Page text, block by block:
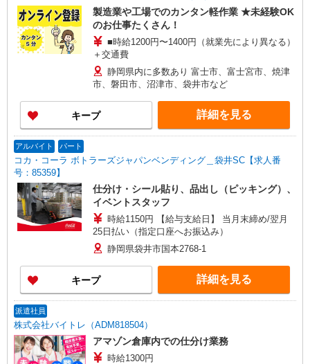
製造業や工場でのカンタン軽作業 ★未経験OK
のお仕事たくさん！
■時給1200円〜1400円（就業先により異なる）
＋交通費
静岡県内に多数あり 富士市、富士宮市、焼津
市、磐田市、沼津市、袋井市など
キープ 詳細を見る
アルバイト パート
コカ・コーラ ボトラーズジャパンベンディング＿袋井SC【求人番
号：85359】
仕分け・シール貼り、品出し（ピッキング）、
イベントスタッフ
時給1150円 【給与支給日】 当月末締め/翌月
25日払い（指定口座へお振込み）
静岡県袋井市国本2768-1
キープ 詳細を見る
派遣社員
株式会社バイトレ（ADM818504）
アマゾン倉庫内での仕分け業務
時給1300円